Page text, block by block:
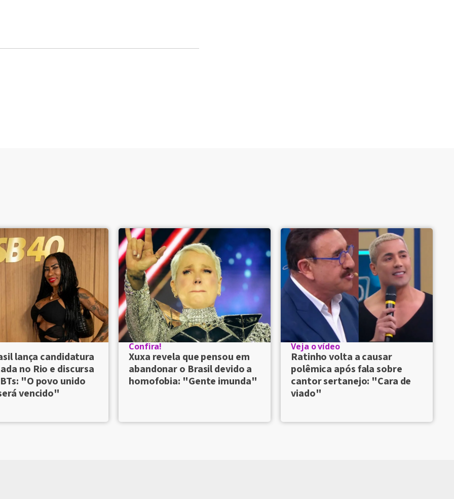
lança candidatura
no Rio e discursa
"O povo unido
vencido"
Confira!
Xuxa revela que pensou em
abandonar o Brasil devido a
homofobia: "Gente imunda"
Veja o vídeo
Ratinho volta a causar
polêmica após fala sobre
cantor sertanejo: "Cara de
viado"